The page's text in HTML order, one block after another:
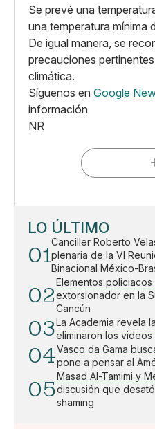
Se prevé una
una temperatura mínima
De igual manera, se
precauciones
climática.
Síguenos en Google
información
NR
LO ÚLTIMO
01
Canciller Roberto
plenaria de la VI
Binacional México-
02
Elementos
extorsionador en la
Cancún
03La Academia revela
eliminaron los videos
04Vasco da Gama
pone a pensar al
05
Masad Al-Tamimi y
discusión que
shaming